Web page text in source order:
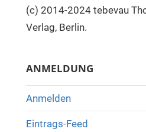
(c) 2014-2024 tebevau
Verlag, Berlin.
ANMELDUNG
Anmelden
Eintrags-Feed